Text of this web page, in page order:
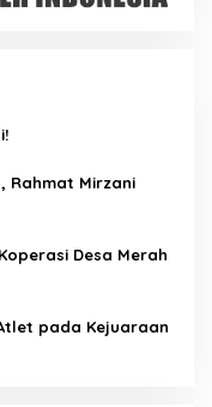
Rahmat Mirzani
Desa Merah
pada Kejuaraan